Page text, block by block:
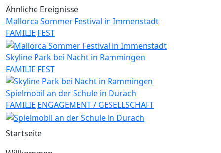
Ähnliche Ereignisse
Mallorca Sommer Festival in Immenstadt
FAMILIE FEST
Skyline Park bei Nacht in Rammingen
FAMILIE FEST
Spielmobil an der Schule in Durach
FAMILIE ENGAGEMENT / GESELLSCHAFT
Startseite